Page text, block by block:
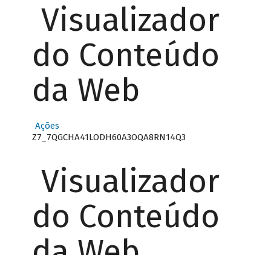
Visualizador
do Conteúdo
da Web
Ações
Z7_7QGCHA41LODH60A3OQA8RN14Q3
Visualizador
do Conteúdo